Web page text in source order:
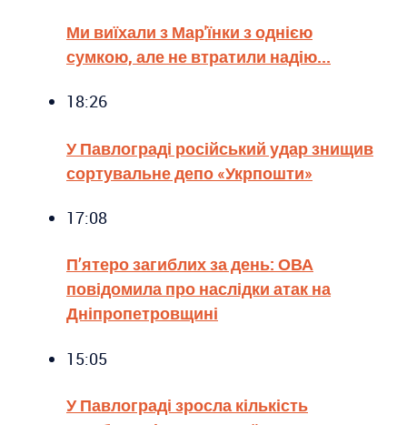
Ми виїхали з Мар'їнки з однією
сумкою, але не втратили надію...
18:26
У Павлограді російський удар знищив
сортувальне депо «Укрпошти»
17:08
П’ятеро загиблих за день: ОВА
повідомила про наслідки атак на
Дніпропетровщині
15:05
У Павлограді зросла кількість